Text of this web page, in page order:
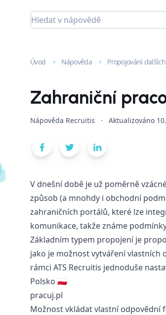
Úvod Nápověda Propojování
Zahraniční
Nápověda Recruitis · Aktualizováno
V dnešní době je už poměrně
způsob (a mnohdy i obchodní
zahraničních portálů, které lze
komunikace, takže známe
Základním typem propojení je
jako je možnost vytváření vlastních
rámci ATS Recruitis jednoduše
Polsko 🇵🇱
pracuj.pl
Možnost vkládat vlastní odpovědní